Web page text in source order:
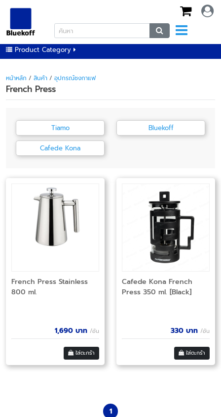
Product Category
หน้าหลัก / สินค้า / อุปกรณ์ชงกาแฟ
French Press
Tiamo Bluekoff
Cafede Kona
French Press Stainless
800 ml.
1,690 บาท /อัน
ใส่ตะกร้า
Cafede Kona French
Press 350 ml. [Black]
330 บาท /อัน
ใส่ตะกร้า
1